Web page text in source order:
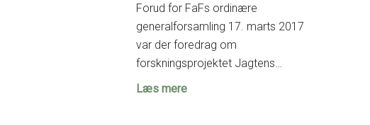
Forud for FaFs ordinære
generalforsamling 17. marts 2017
var der foredrag om
forskningsprojektet Jagtens…
Læs mereIntet